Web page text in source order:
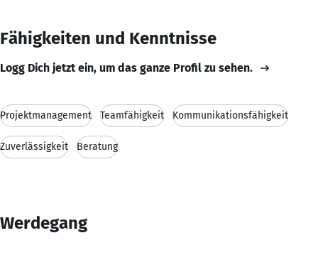
Fähigkeiten und Kenntnisse
Logg Dich jetzt ein, um das ganze Profil zu sehen.
Projektmanagement Teamfähigkeit Kommunikationsfähigkeit
Zuverlässigkeit Beratung
Werdegang